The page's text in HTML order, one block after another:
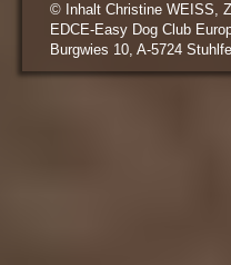
© Inhalt Christine WEISS,
EDCE-Easy Dog Club
Burgwies 10, A-5724